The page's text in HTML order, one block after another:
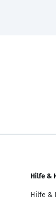
Hilfe &
Hilfe &